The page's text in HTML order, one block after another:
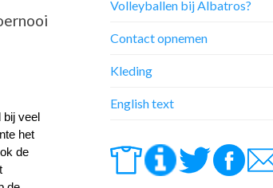
Volleyballen bij Albatros?
Contact opnemen
Kleding
English text